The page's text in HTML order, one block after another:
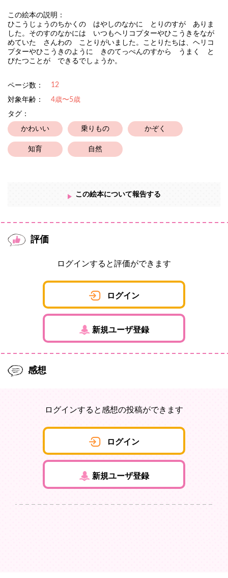
この絵本の説明：
ひこうじょうのちかくの はやしのなかに とりのすが ありま
した。そのすのなかには いつもヘリコプターやひこうきをなが
めていた さんわの ことりがいました。ことりたちは、ヘリコ
プターやひこうきのように きのてっぺんのすから うまく と
びたつことが できるでしょうか。
ページ数： 12
対象年齢：
4歳〜5歳
タグ：
かわいい 乗りもの かぞく
知育 自然
この絵本について報告する
評価
ログインすると評価ができます
ログイン
新規ユーザ登録
感想
ログインすると感想の投稿ができます
ログイン
新規ユーザ登録